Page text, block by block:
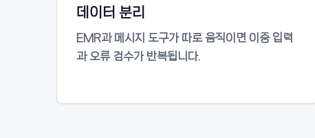
데이터 분리
EMR과 메시지 도구가 따로 움직이면 이중 입력
과 오류 검수가 반복됩니다.